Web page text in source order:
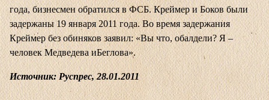
года, бизнесмен обратился в ФСБ. Креймер и Боков были
задержаны 19 января 2011 года. Во время задержания
Креймер без обиняков заявил: «Вы что, обалдели? Я –
человек Медведева иБеглова».
Источник: Руспрес, 28.01.2011